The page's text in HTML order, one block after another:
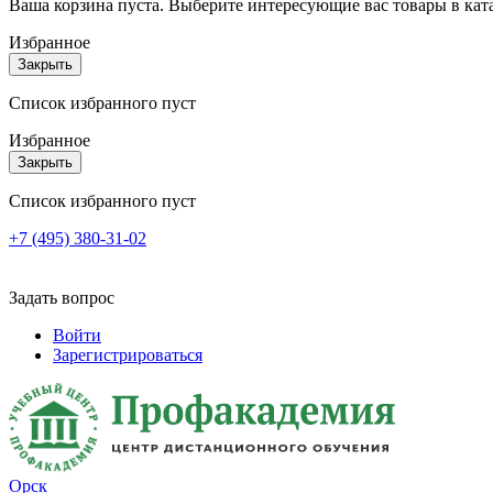
Ваша корзина пуста. Выберите интересующие вас товары в
Избранное
Закрыть
Список избранного пуст
Избранное
Закрыть
Список избранного пуст
+7 (495) 380-31-02
Задать вопрос
Войти
Зарегистрироваться
Орск